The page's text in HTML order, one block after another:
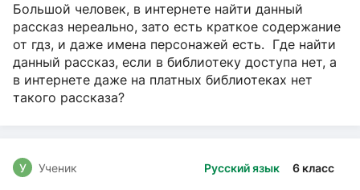
Большой человек, в интернете найти данный
рассказ нереально, зато есть краткое содержание
от гдз, и даже имена персонажей есть. Где найти
данный рассказ, если в библиотеку доступа нет, а
в интернете даже на платных библиотеках нет
такого рассказа?
Русский язык 6 класс
У Ученик